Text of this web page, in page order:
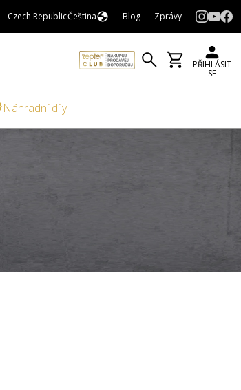
Czech RepublicČeština Blog Zprávy
PŘIHLÁSIT
SE
Náhradní díly